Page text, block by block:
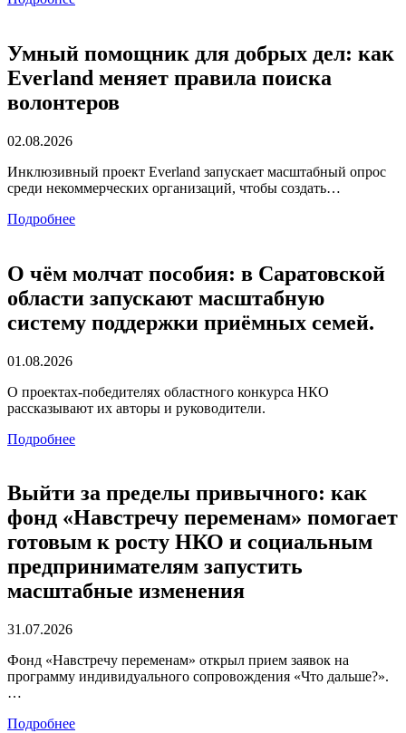
Умный помощник для добрых дел: как
Everland меняет правила поиска
волонтеров
02.08.2026
Инклюзивный проект Everland запускает масштабный опрос
среди некоммерческих организаций, чтобы создать…
Подробнее
О чём молчат пособия: в Саратовской
области запускают масштабную
систему поддержки приёмных семей.
01.08.2026
О проектах-победителях областного конкурса НКО
рассказывают их авторы и руководители.
Подробнее
Выйти за пределы привычного: как
фонд «Навстречу переменам» помогает
готовым к росту НКО и социальным
предпринимателям запустить
масштабные изменения
31.07.2026
Фонд «Навстречу переменам» открыл прием заявок на
программу индивидуального сопровождения «Что дальше?».
…
Подробнее